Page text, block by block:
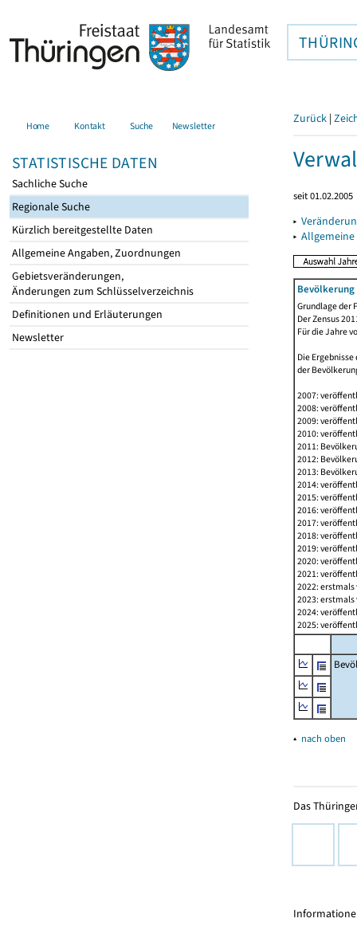
Home Kontakt Suche Newsletter
STATISTISCHE DATEN
Sachliche Suche
Regionale Suche
Kürzlich bereitgestellte Daten
Allgemeine Angaben, Zuordnungen
Gebietsveränderungen,
Änderungen zum Schlüsselverzeichnis
Definitionen und Erläuterungen
Newsletter
Zurück |
seit 01.02.2005
▸
▸
Grundlage der
Der Zensus
Für die Jahre
Die
der
2007:
2008:
2009:
2010:
2011:
2012:
2013:
2014:
2015:
2016:
2017:
2018:
2019:
2020:
2021:
2022:
2023:
2024:
2025:
▴ nach oben
Das